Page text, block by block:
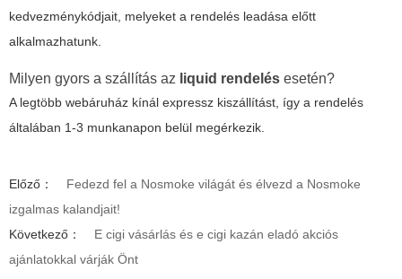
kedvezménykódjait, melyeket a rendelés leadása előtt
alkalmazhatunk.
Milyen gyors a szállítás az liquid rendelés esetén?
A legtöbb webáruház kínál expressz kiszállítást, így a rendelés
általában 1-3 munkanapon belül megérkezik.
Előző：
Fedezd fel a Nosmoke világát és élvezd a Nosmoke
izgalmas kalandjait!
Következő：
E cigi vásárlás és e cigi kazán eladó akciós
ajánlatokkal várják Önt